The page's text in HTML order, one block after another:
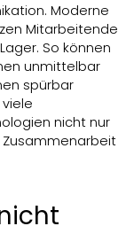
Moderne
Mitarbeitende
So können
unmittelbar
spürbar
nicht nur
Zusammenarbeit